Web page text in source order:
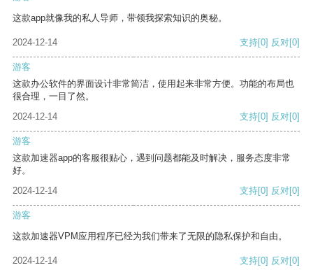
这款app就像我的私人导师，带领我探索知识的奥秘。
2024-12-14 支持[0] 反对[0]
游客
这款办公软件的界面设计非常简洁，使用起来非常方便。功能的布局也
很合理，一目了然。
2024-12-14
支持[0] 反对[0]
游客
这款加速器app的客服很贴心，遇到问题都能及时解决，服务态度非常
好。
2024-12-14
支持[0] 反对[0]
游客
这款加速器VPM应用程序已经为我们带来了无限的隐私保护和自由。
2024-12-14 支持[0] 反对[0]